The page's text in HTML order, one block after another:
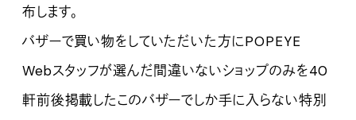
布します。
バザーで買い物をしていただいた方にPOPEYE
Webスタッフが選んだ間違いないショップのみを40
軒前後掲載したこのバザーでしか手に入らない特別